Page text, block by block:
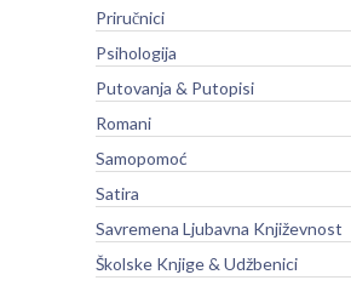
Priručnici
Psihologija
Putovanja & Putopisi
Romani
Samopomoć
Satira
Savremena Ljubavna Književnost
Školske Knjige & Udžbenici